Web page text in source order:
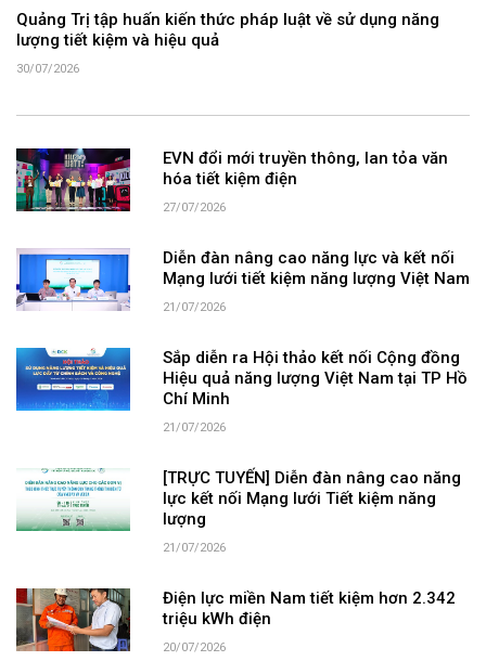
Quảng Trị tập huấn kiến thức pháp luật về sử dụng năng
lượng tiết kiệm và hiệu quả
30/07/2026
EVN đổi mới truyền thông, lan tỏa văn
hóa tiết kiệm điện
27/07/2026
Diễn đàn nâng cao năng lực và kết nối
Mạng lưới tiết kiệm năng lượng Việt Nam
21/07/2026
Sắp diễn ra Hội thảo kết nối Cộng đồng
Hiệu quả năng lượng Việt Nam tại TP Hồ
Chí Minh
21/07/2026
[TRỰC TUYẾN] Diễn đàn nâng cao năng
lực kết nối Mạng lưới Tiết kiệm năng
lượng
21/07/2026
Điện lực miền Nam tiết kiệm hơn 2.342
triệu kWh điện
20/07/2026